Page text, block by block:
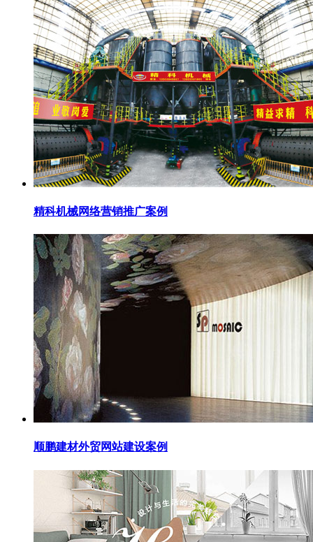
精科机械网络营销推广案例
顺鹏建材外贸网站建设案例